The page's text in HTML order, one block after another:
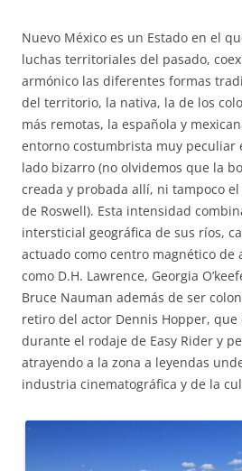
Nuevo México es un Estado en el
luchas territoriales del pasado,
armónico las diferentes formas
del territorio, la nativa, la de los
más remotas, la española y
entorno costumbrista muy peculiar
lado bizarro (no olvidemos que la
creada y probada allí, ni tampoco
de Roswell). Esta intensidad
intersticial geográfica de sus ríos,
actuado como centro magnético de
como D.H. Lawrence, Georgia
Bruce Nauman además de ser
retiro del actor Dennis Hopper, que
durante el rodaje de Easy Rider y
atrayendo a la zona a leyendas
industria cinematográfica y de la